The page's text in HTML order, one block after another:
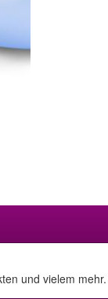
und vielem mehr.